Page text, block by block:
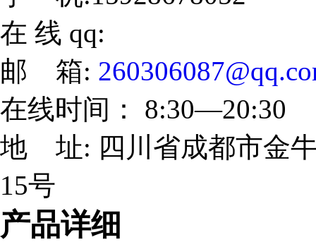
在 线 qq:
邮 箱:
在线时间： 8:30—20:30
地 址: 四川省成都市金
15号
产品详细